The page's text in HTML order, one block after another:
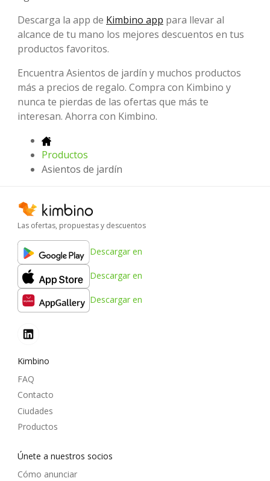
Descarga la app de Kimbino app para llevar al
alcance de tu mano los mejores descuentos en tus
productos favoritos.
Encuentra Asientos de jardín y muchos productos
más a precios de regalo. Compra con Kimbino y
nunca te pierdas de las ofertas que más te
interesan. Ahorra con Kimbino.
Productos
Asientos de jardín
Las ofertas, propuestas y descuentos
Descargar en
Descargar en
Descargar en
Kimbino
FAQ
Contacto
Ciudades
Productos
Únete a nuestros socios
Cómo anunciar